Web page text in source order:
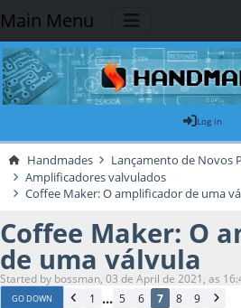
Main Menu
Log in
Handmades
Lançamento de Novos
Amplificadores valvulados
Coffee Maker: O amplificador de uma
Coffee Maker: O
de uma válvula
Started by bossman, 03 de April de 2021, as
GO DOWN 1 ... 5 6 7 8 9